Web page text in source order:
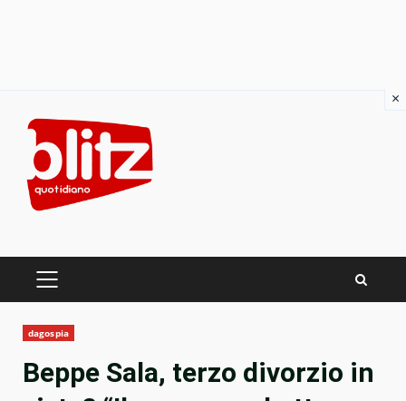
content
PRIMARY
dagospia
Beppe Sala, terzo divorzio in
×